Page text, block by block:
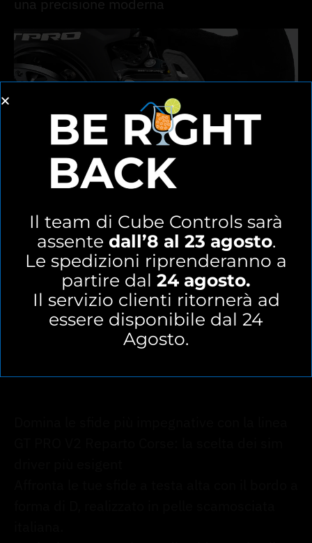
Il team di Cube Controls sarà
assente dall’8 al 23 agosto.
Le spedizioni riprenderanno a
partire dal 24 agosto.
Il servizio clienti ritornerà ad
essere disponibile dal 24
Agosto.